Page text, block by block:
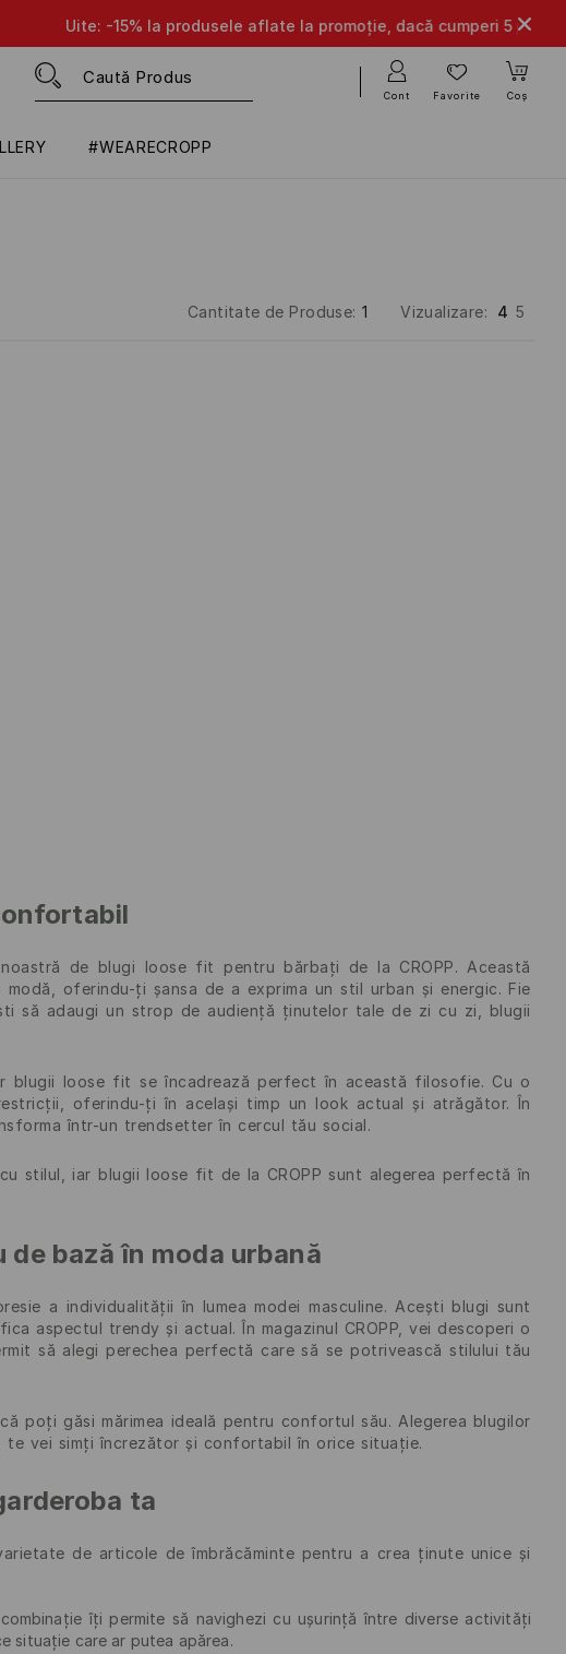
😎👌🔥 DOAR ÎN APLICAȚIE
#WEARECROPP
Cont Favorite Coș
Cantitate de Produse: 1 Vizualizare: 4 5
de blugi loose fit pentru bărbați de la CROPP. Această
oferindu-ți șansa de a exprima un stil urban și energic. Fie
să adaugi un strop de audiență ținutelor tale de zi cu zi, blugii
loose fit se încadrează perfect în această filosofie. Cu o
oferindu-ți în același timp un look actual și atrăgător. În
într-un trendsetter în cercul tău social.
stilul, iar blugii loose fit de la CROPP sunt alegerea perfectă în
bază în moda urbană
a individualității în lumea modei masculine. Acești blugi sunt
aspectul trendy și actual. În magazinul CROPP, vei descoperi o
să alegi perechea perfectă care să se potrivească stilului tău
poți găsi mărimea ideală pentru confortul său. Alegerea blugilor
vei simți încrezător și confortabil în orice situație.
ta
de articole de îmbrăcăminte pentru a crea ținute unice și
îți permite să navighezi cu ușurință între diverse activități
situație care ar putea apărea.